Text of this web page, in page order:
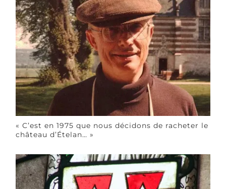
« C’est en 1975 que nous décidons de racheter le
château d’Ételan… »